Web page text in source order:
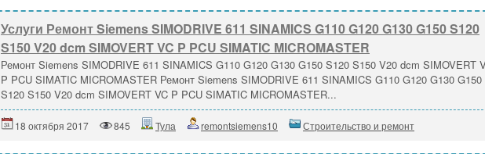
Услуги Ремонт Siemens SIMODRIVE 611 SINAMICS G110 G120 G130 G150 S120
S150 V20 dcm SIMOVERT VC P PCU SIMATIC MICROMASTER
Ремонт Siemens SIMODRIVE 611 SINAMICS G110 G120 G130 G150 S120 S150 V20 dcm SIMOVERT
P PCU SIMATIC MICROMASTER Ремонт Siemens SIMODRIVE 611 SINAMICS G110 G120 G130 G150
S120 S150 V20 dcm SIMOVERT VC P PCU SIMATIC MICROMASTER...
18 октября 2017 845 Тула remontsiemens10 Строительство и ремонт